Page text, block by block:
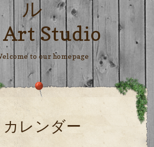
ル
Studio
to our homepage
カレンダー